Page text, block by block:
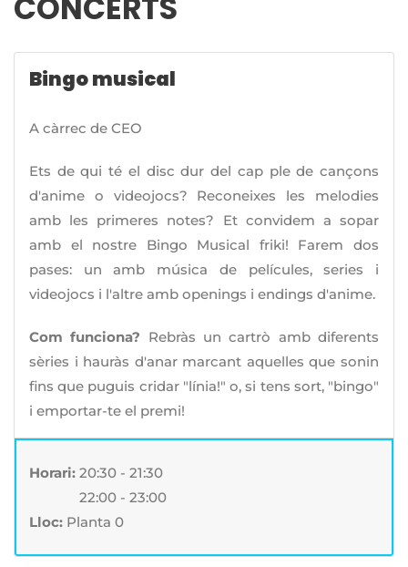
CONCERTS
Bingo musical
A càrrec de CEO
Ets de qui té el disc dur del cap ple de cançons
d'anime o videojocs? Reconeixes les melodies
amb les primeres notes? Et convidem a sopar
amb el nostre Bingo Musical friki! Farem dos
pases: un amb música de películes, series i
videojocs i l'altre amb openings i endings d'anime.
Com funciona? Rebràs un cartrò amb diferents
sèries i hauràs d'anar marcant aquelles que sonin
fins que puguis cridar "línia!" o, si tens sort, "bingo"
i emportar-te el premi!
Horari: 20:30 - 21:30
22:00 - 23:00
Lloc: Planta 0